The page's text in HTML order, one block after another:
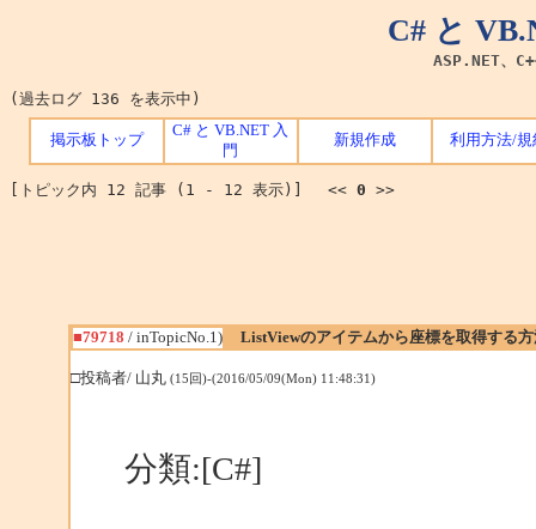
C# と
ASP.NET、
(過去ログ 136 を表示中)
掲示板トップ
C# と VB.NET 入
門
新規作成 利用方法/規
[トピック内 12 記事 (1 - 12 表示)] << 0 >>
■79718 / inTopicNo.1) ListViewのアイテムから座標を取得する
□投稿者/ 山丸 (15回)-(2016/05/09(Mon) 11:48:31)
分類:[C#]